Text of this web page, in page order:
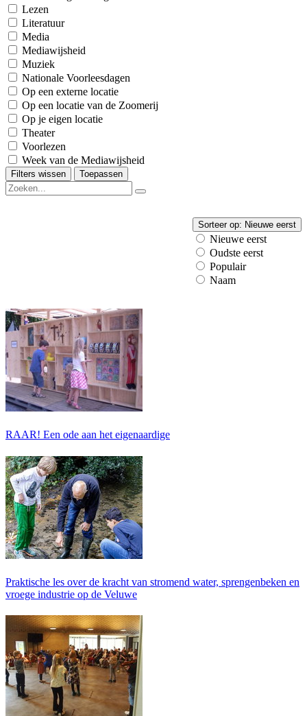
Lezen
Literatuur
Media
Mediawijsheid
Muziek
Nationale Voorleesdagen
Op een externe locatie
Op een locatie van de Zoomerij
Op je eigen locatie
Theater
Voorlezen
Week van de Mediawijsheid
Filters wissen Toepassen
Sorteer op: Nieuwe eerst
Nieuwe eerst
Oudste eerst
Populair
Naam
RAAR! Een ode aan het eigenaardige
Praktische les over de kracht van stromend water, sprengenbeken en
vroege industrie op de Veluwe